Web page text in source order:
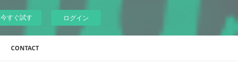
今すぐ試す ログイン
CONTACT